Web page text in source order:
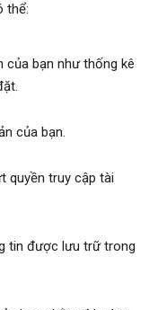
thể:
của bạn như thống kê
của bạn.
quyền truy cập tài
tin được lưu trữ trong